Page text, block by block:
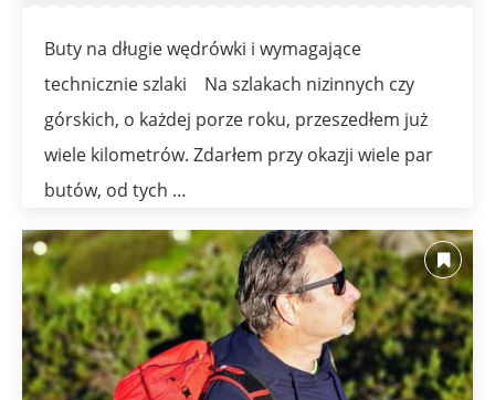
Buty na długie wędrówki i wymagające
technicznie szlaki Na szlakach nizinnych czy
górskich, o każdej porze roku, przeszedłem już
wiele kilometrów. Zdarłem przy okazji wiele par
butów, od tych …